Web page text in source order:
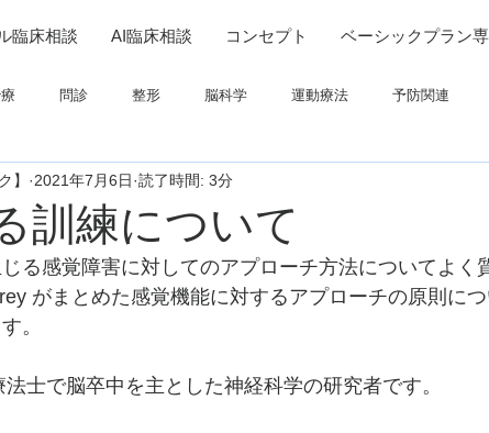
臨床相談 AI臨床相談 コンセプト ベーシックプラン
問診 整形 脳科学 運動療法 予防関連
高次脳機能障害 脳卒中上肢
栄養 パーキンソン コミュニケーション
訓練について
】 2021年7月6日 読了時間: 3分
る感覚障害に対してのアプローチ方法についてよく
がまとめた感覚機能に対するアプローチの原則に
。
士で脳卒中を主とした神経科学の研究者です。